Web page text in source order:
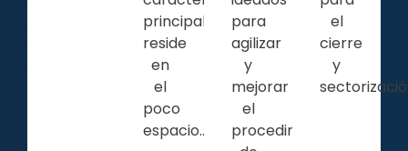
principal
reside
en
el
poco
espacio...
para
agilizar
y
mejorar
el
procedimiento
el
cierre
y